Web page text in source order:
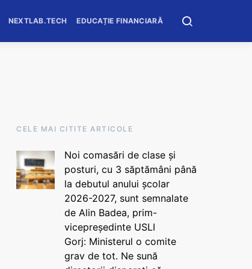
NEXTLAB.TECH EDUCAȚIE FINANCIARĂ
CELE MAI CITITE ARTICOLE
Noi comasări de clase și
posturi, cu 3 săptămâni până
la debutul anului școlar
2026-2027, sunt semnalate
de Alin Badea, prim-
vicepreședinte USLI
Gorj: Ministerul o comite
grav de tot. Ne sună